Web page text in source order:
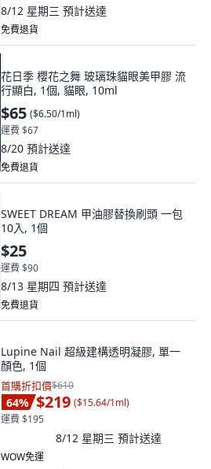
8/12 星期三 預計送達
免費退貨
花日季 櫻花之舞 玻璃珠貓眼美甲膠 流
行顯白, 1個, 貓眼, 10ml
$65 ($6.50/1ml)
運費 $67
8/20 預計送達
免費退貨
SWEET DREAM 甲油膠替換刷頭 一包
10入, 1個
$25
運費 $90
8/13 星期四 預計送達
免費退貨
Lupine Nail 超級建構透明凝膠, 單一
顏色, 1個
首購折扣價$610
64% $219 ($15.64/1ml)
運費 $195
8/12 星期三 預計送達
WOW免運